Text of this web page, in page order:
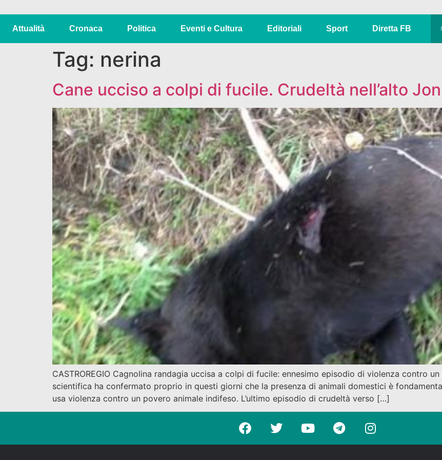
Attualità Cronaca Politica Eventi e Cultura Editoriali Sport Diretta FB
Tag: nerina
Cane ucciso a colpi di fucile. Crudeltà nell’alto
CASTROREGIO Cagnolina randagia uccisa a colpi di fucile: ennesimo episodio di violenza contro
scientifica ha confermato proprio in questi giorni che la presenza di animali domestici è
usa violenza contro un povero animale indifeso. L’ultimo episodio di crudeltà verso […]